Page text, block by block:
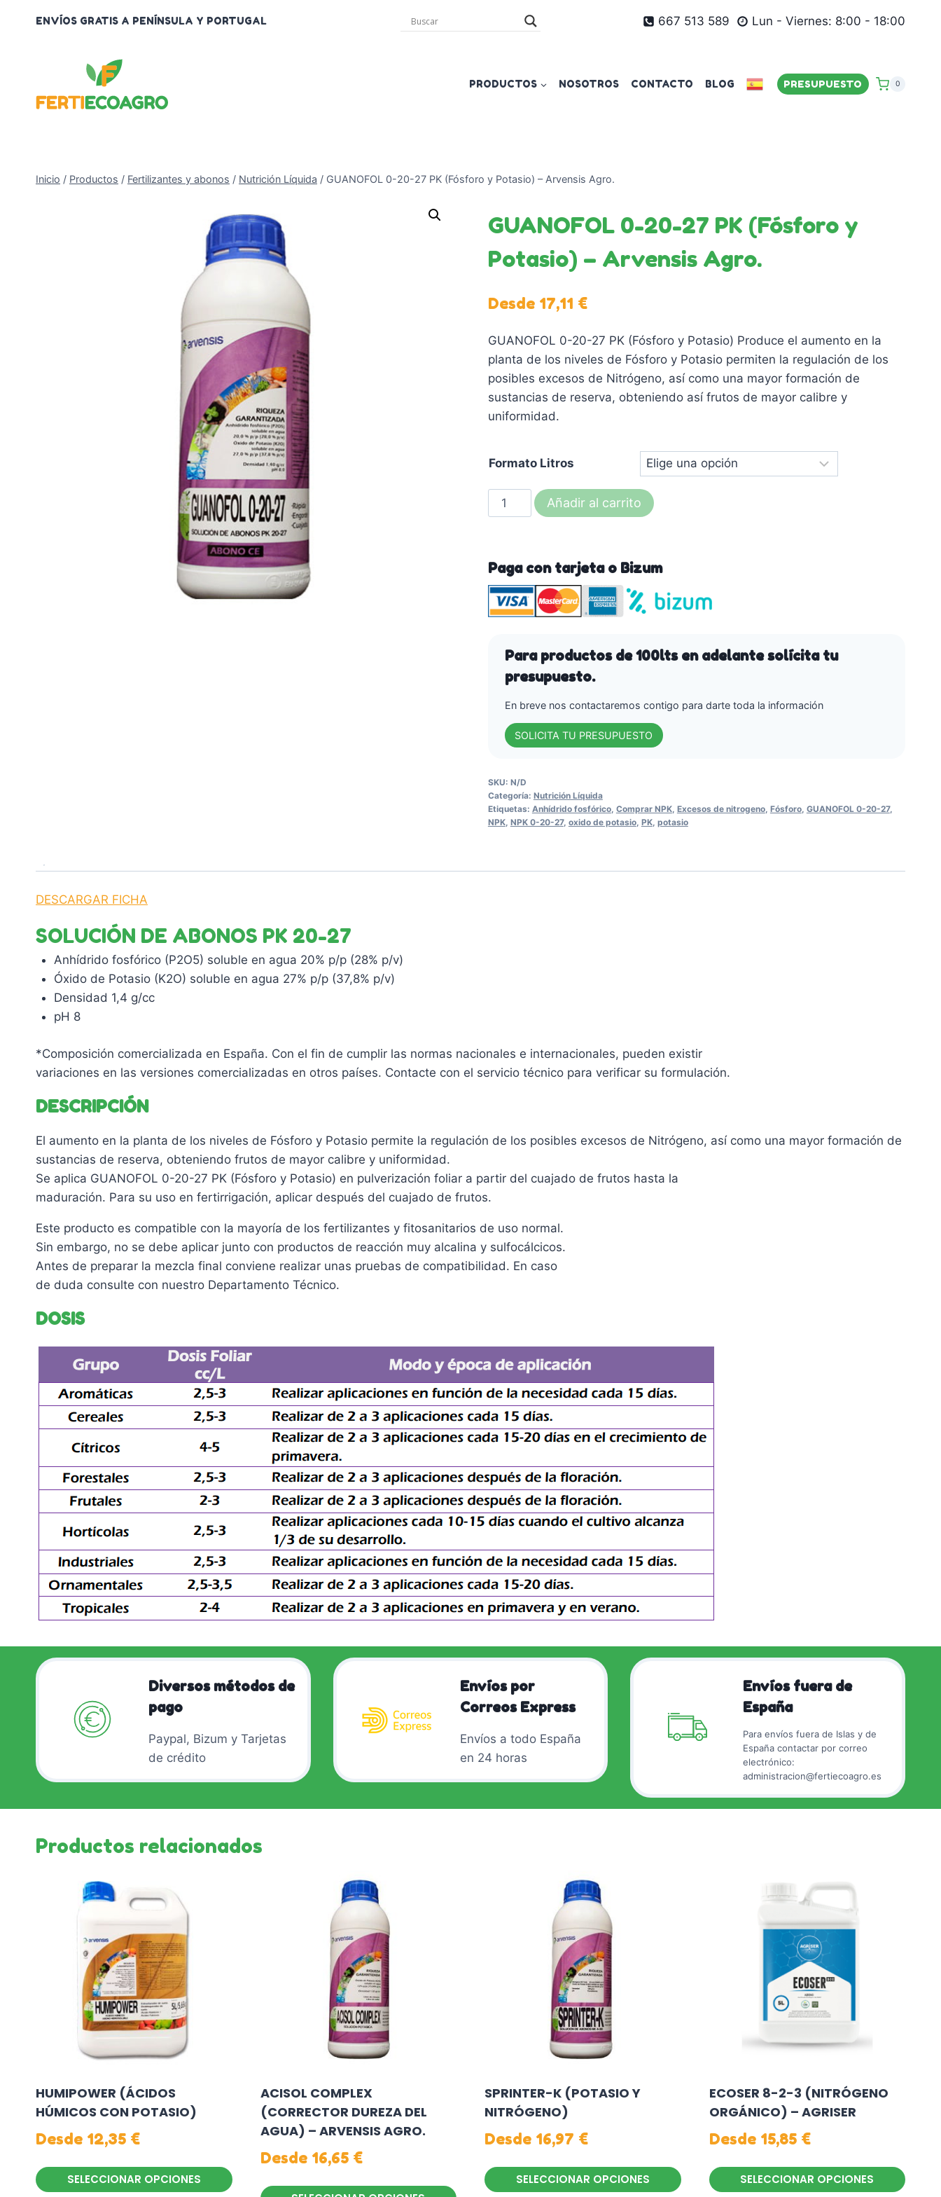
ENVÍOS GRATIS A PENÍNSULA Y PORTUGAL 667 513 589 Lun - Viernes: 8:00 - 18:00
PRODUCTOS NOSOTROS CONTACTO BLOG PRESUPUESTO 0
Inicio / Productos / Fertilizantes y abonos / Nutrición Líquida / GUANOFOL 0-20-27 PK (Fósforo y Potasio) – Arvensis Agro.
GUANOFOL 0-20-27 PK (Fósforo y
Potasio) – Arvensis Agro.
Desde 17,11 €
GUANOFOL 0-20-27 PK (Fósforo y Potasio) Produce el aumento en la
planta de los niveles de Fósforo y Potasio permiten la regulación de los
posibles excesos de Nitrógeno, así como una mayor formación de
sustancias de reserva, obteniendo así frutos de mayor calibre y
uniformidad.
Formato Litros
GUANOFOL
0-
PK
(Fósforo
y
Agro.
cantidad
Añadir al carrito
Paga con tarjeta o Bizum
Para productos de 100lts en adelante solícita tu
presupuesto.
En breve nos contactaremos contigo para darte toda la información
SOLICITA TU PRESUPUESTO
SKU: N/D
Categoría: Nutrición Líquida
Etiquetas: Anhídrido fosfórico, Comprar NPK, Excesos de nitrogeno, Fósforo, GUANOFOL 0-20-27,
NPK, NPK 0-20-27, oxido de potasio, PK, potasio
DESCARGAR FICHA
SOLUCIÓN DE ABONOS PK 20-27
Anhídrido fosfórico (P2O5) soluble en agua 20% p/p (28% p/v)
Óxido de Potasio (K2O) soluble en agua 27% p/p (37,8% p/v)
Densidad 1,4 g/cc
pH 8
*Composición comercializada en España. Con el fin de cumplir las normas nacionales e internacionales, pueden existir
variaciones en las versiones comercializadas en otros países. Contacte con el servicio técnico para verificar su formulación.
DESCRIPCIÓN
El aumento en la planta de los niveles de Fósforo y Potasio permite la regulación de los posibles excesos de Nitrógeno, así como una mayor formación de
sustancias de reserva, obteniendo frutos de mayor calibre y uniformidad.
Se aplica GUANOFOL 0-20-27 PK (Fósforo y Potasio) en pulverización foliar a partir del cuajado de frutos hasta la
maduración. Para su uso en fertirrigación, aplicar después del cuajado de frutos.
Este producto es compatible con la mayoría de los fertilizantes y fitosanitarios de uso normal.
Sin embargo, no se debe aplicar junto con productos de reacción muy alcalina y sulfocálcicos.
Antes de preparar la mezcla final conviene realizar unas pruebas de compatibilidad. En caso
de duda consulte con nuestro Departamento Técnico.
DOSIS
Diversos métodos de
pago
Paypal, Bizum y Tarjetas
de crédito
Envíos por
Correos Express
Envíos a todo España
en 24 horas
Envíos fuera de
España
Para envíos fuera de Islas y de
España contactar por correo
electrónico:
administracion@fertiecoagro.es
Productos relacionados
HUMIPOWER (ÁCIDOS
HÚMICOS CON POTASIO)
Desde 12,35 €
SELECCIONAR OPCIONES
ACISOL COMPLEX
(CORRECTOR DUREZA DEL
AGUA) – ARVENSIS AGRO.
Desde 16,65 €
SPRINTER-K (POTASIO Y
NITRÓGENO)
Desde 16,97 €
SELECCIONAR OPCIONES
ECOSER 8-2-3 (NITRÓGENO
ORGÁNICO) – AGRISER
Desde 15,85 €
SELECCIONAR OPCIONES